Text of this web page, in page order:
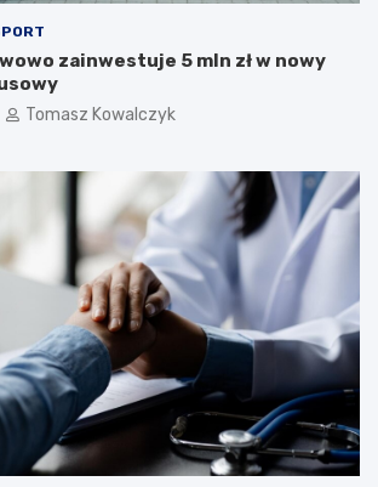
zainwestuje 5 mln zł w nowy
Tomasz Kowalczyk